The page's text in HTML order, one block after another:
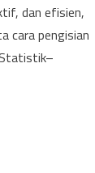
dan efisien,
cara pengisian